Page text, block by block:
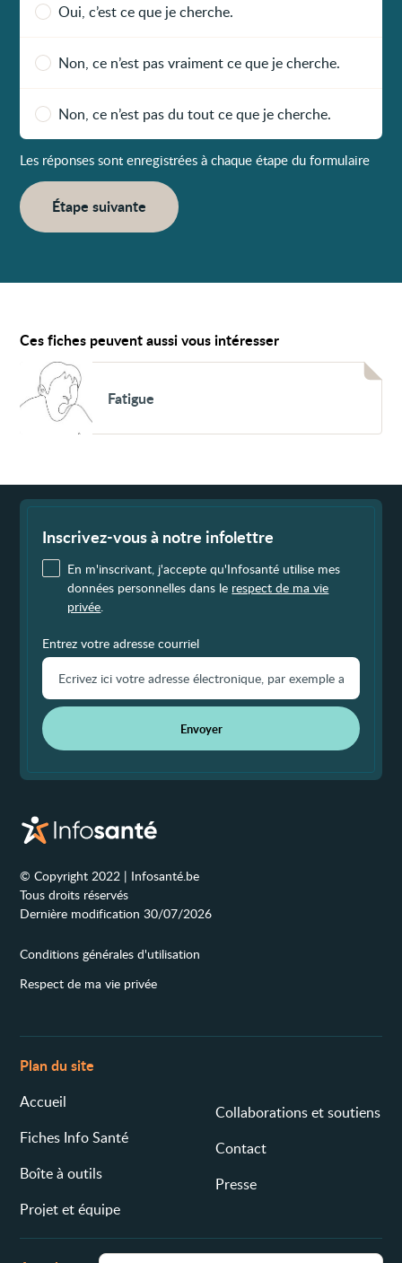
Oui, c’est ce que je cherche.
Non, ce n’est pas vraiment ce que je cherche.
Non, ce n’est pas du tout ce que je cherche.
Les réponses sont enregistrées à chaque étape du formulaire
Étape suivante
Ces fiches peuvent aussi vous intéresser
Voir
Fatigue
Fatigue
Inscrivez-vous à notre infolettre
En m'inscrivant, j'accepte qu'Infosanté utilise mes
données personnelles dans le respect de ma vie
privée
Entrez votre adresse courriel
Envoyer
© Copyright 2022 | Infosanté.be
Tous droits réservés
Dernière modification 30/07/2026
Conditions générales d'utilisation
Respect de ma vie privée
Plan du site
Accueil
Fiches Info Santé
Boîte à outils
Projet et équipe
Collaborations et soutiens
Contact
Presse